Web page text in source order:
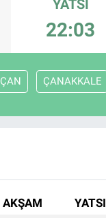
YATSI
22:03
ÇAN ÇANAKKALE
AKŞAM
YATSI